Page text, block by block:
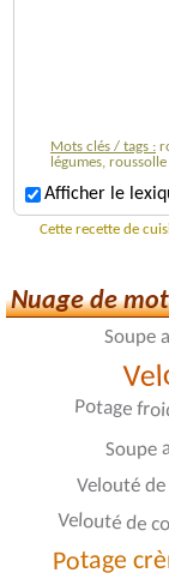
Mots clés / tags :
légumes,
Afficher le
Cette recette de
Nuage de
Soupe
Potage
Soupe
Velouté
Velouté de
Potage